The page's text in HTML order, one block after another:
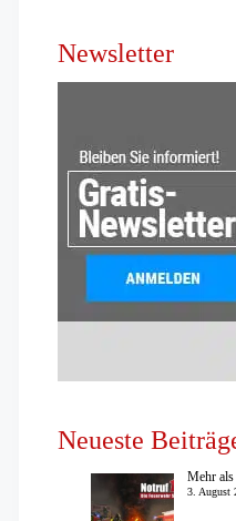
Newsletter
Neueste
Mehr als
3. August